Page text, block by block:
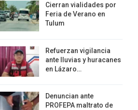
Cierran vialidades por
Feria de Verano en
Tulum
Refuerzan vigilancia
ante lluvias y huracanes
en Lázaro…
Denuncian ante
PROFEPA maltrato de